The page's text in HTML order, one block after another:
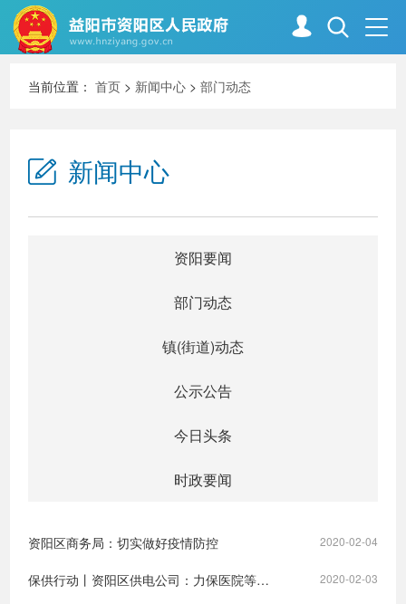
政务资阳
当前位置：首页 > 新闻中心 >部门动态
新闻中心
资阳要闻
部门动态
镇(街道)动态
公示公告
今日头条
时政要闻
2020-02-04
资阳区商务局：切实做好疫情防控
2020-02-03
保供行动丨资阳区供电公司：力保医院等重点场所电力供应